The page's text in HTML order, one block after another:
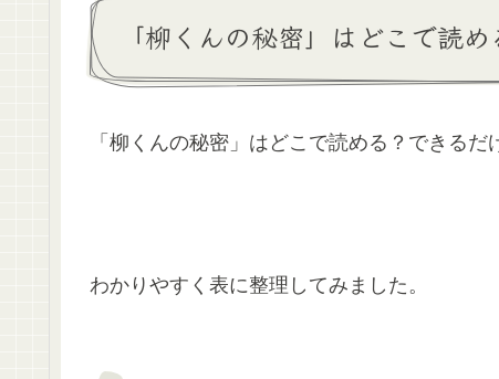
「柳くんの秘密」はどこで読め
「柳くんの秘密」はどこで読める？できるだ
わかりやすく表に整理してみました。